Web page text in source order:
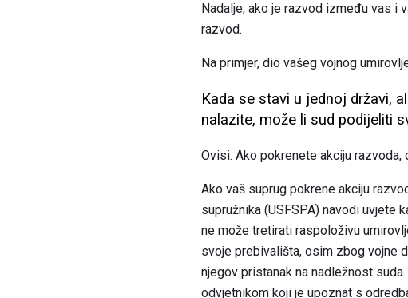
Nadalje, ako je razvod između vas i
razvod.
Na primjer, dio vašeg vojnog
Kada se stavi u jednoj državi,
nalazite, može li sud podijeliti
Ovisi. Ako pokrenete akciju razvoda,
Ako vaš suprug pokrene akciju
supružnika (USFSPA) navodi uvjete
ne može tretirati raspoloživu
svoje prebivališta, osim zbog vojne
njegov pristanak na nadležnost
odvjetnikom koji je upoznat s